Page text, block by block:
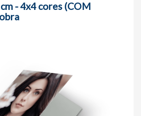
- 4x4 cores (COM